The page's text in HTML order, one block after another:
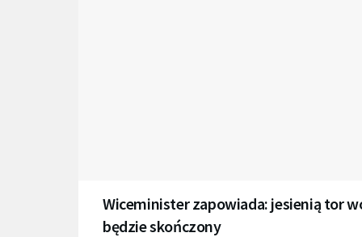
Wiceminister zapowiada: jesienią tor
będzie skończony